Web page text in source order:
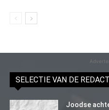
SELECTIE VAN DE
Joodse